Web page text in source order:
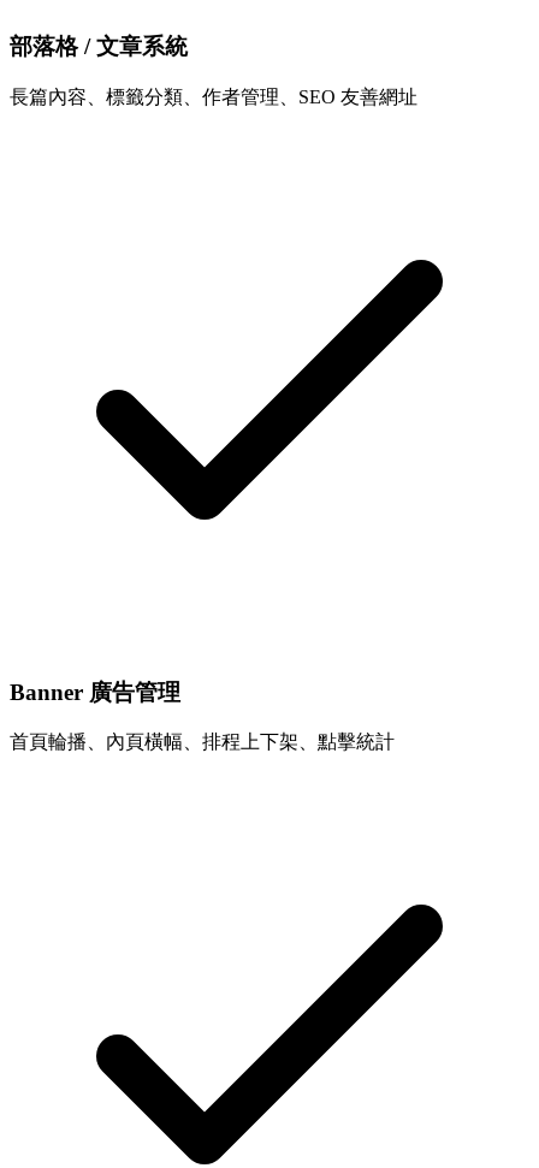
部落格 / 文章系統
長篇內容、標籤分類、作者管理、SEO 友善網址
Banner 廣告管理
首頁輪播、內頁橫幅、排程上下架、點擊統計